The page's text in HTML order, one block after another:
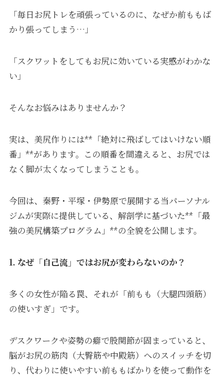
「毎日お尻トレを頑張っているのに、なぜか前ももば
かり張ってしまう…」
「スクワットをしてもお尻に効いている実感がわかな
い」
そんなお悩みはありませんか？
実は、美尻作りには**「絶対に飛ばしてはいけない順
番」**があります。この順番を間違えると、お尻では
なく脚が太くなってしまうことも。
今回は、秦野・平塚・伊勢原で展開する当パーソナル
ジムが実際に提供している、解剖学に基づいた**「最
強の美尻構築プログラム」**の全貌を公開します。
1. なぜ「自己流」ではお尻が変わらないのか？
多くの女性が陥る罠、それが「前もも（大腿四頭筋）
の使いすぎ」です。
デスクワークや姿勢の癖で股関節が固まっていると、
脳がお尻の筋肉（大臀筋や中殿筋）へのスイッチを切
り、代わりに使いやすい前ももばかりを使って動作を